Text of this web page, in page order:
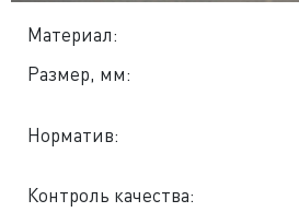
Материал:
Размер, мм:
Норматив:
Контроль качества: